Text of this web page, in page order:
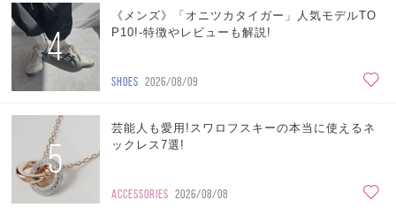
4
《メンズ》「オニツカタイガー」人気モデルTO
P10!-特徴やレビューも解説!
SHOES 2026/08/09
5
芸能人も愛用!スワロフスキーの本当に使えるネ
ックレス7選!
ACCESSORIES 2026/08/08